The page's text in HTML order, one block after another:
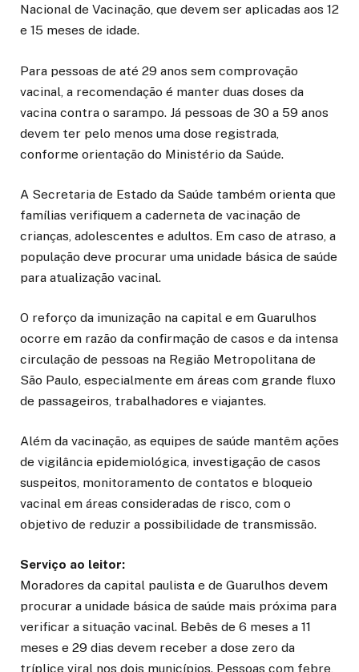
Nacional de Vacinação, que devem ser aplicadas aos 12
e 15 meses de idade.
Para pessoas de até 29 anos sem comprovação
vacinal, a recomendação é manter duas doses da
vacina contra o sarampo. Já pessoas de 30 a 59 anos
devem ter pelo menos uma dose registrada,
conforme orientação do Ministério da Saúde.
A Secretaria de Estado da Saúde também orienta que
famílias verifiquem a caderneta de vacinação de
crianças, adolescentes e adultos. Em caso de atraso, a
população deve procurar uma unidade básica de saúde
para atualização vacinal.
O reforço da imunização na capital e em Guarulhos
ocorre em razão da confirmação de casos e da intensa
circulação de pessoas na Região Metropolitana de
São Paulo, especialmente em áreas com grande fluxo
de passageiros, trabalhadores e viajantes.
Além da vacinação, as equipes de saúde mantêm ações
de vigilância epidemiológica, investigação de casos
suspeitos, monitoramento de contatos e bloqueio
vacinal em áreas consideradas de risco, com o
objetivo de reduzir a possibilidade de transmissão.
Serviço ao leitor:
Moradores da capital paulista e de Guarulhos devem
procurar a unidade básica de saúde mais próxima para
verificar a situação vacinal. Bebês de 6 meses a 11
meses e 29 dias devem receber a dose zero da
tríplice viral nos dois municípios. Pessoas com febre,